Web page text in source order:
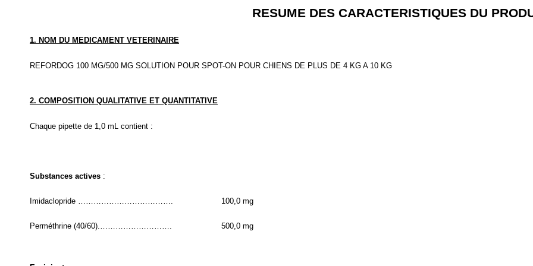
RESUME DES CARACTERISTIQUES DU
1. NOM DU MEDICAMENT VETERINAIRE
REFORDOG 100 MG/500 MG SOLUTION POUR SPOT-ON POUR CHIENS DE PLUS DE 4 KG A 10 KG
2. COMPOSITION QUALITATIVE ET QUANTITATIVE
Chaque pipette de 1,0 mL contient :
Substances actives :
Imidaclopride ………………………………. 100,0 mg
Perméthrine (40/60).………………………. 500,0 mg